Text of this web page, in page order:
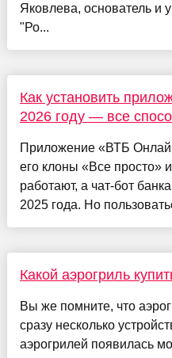
Яковлева, основатель и
"Ро...
Как установить
2026 году — все
Приложение «ВТБ
его клоны «Все просто»
работают, а чат-бот
2025 года. Но
Какой аэрогриль
Вы же помните, что
сразу несколько
аэрогрилей появилась